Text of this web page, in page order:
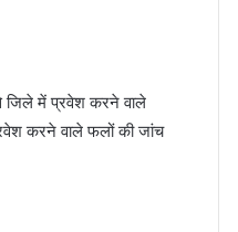
जिले में प्रवेश करने वाले
करने वाले फलों की जांच